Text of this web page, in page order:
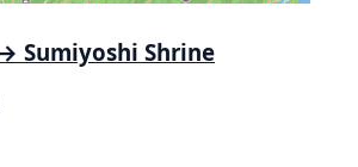
Sumiyoshi Shrine